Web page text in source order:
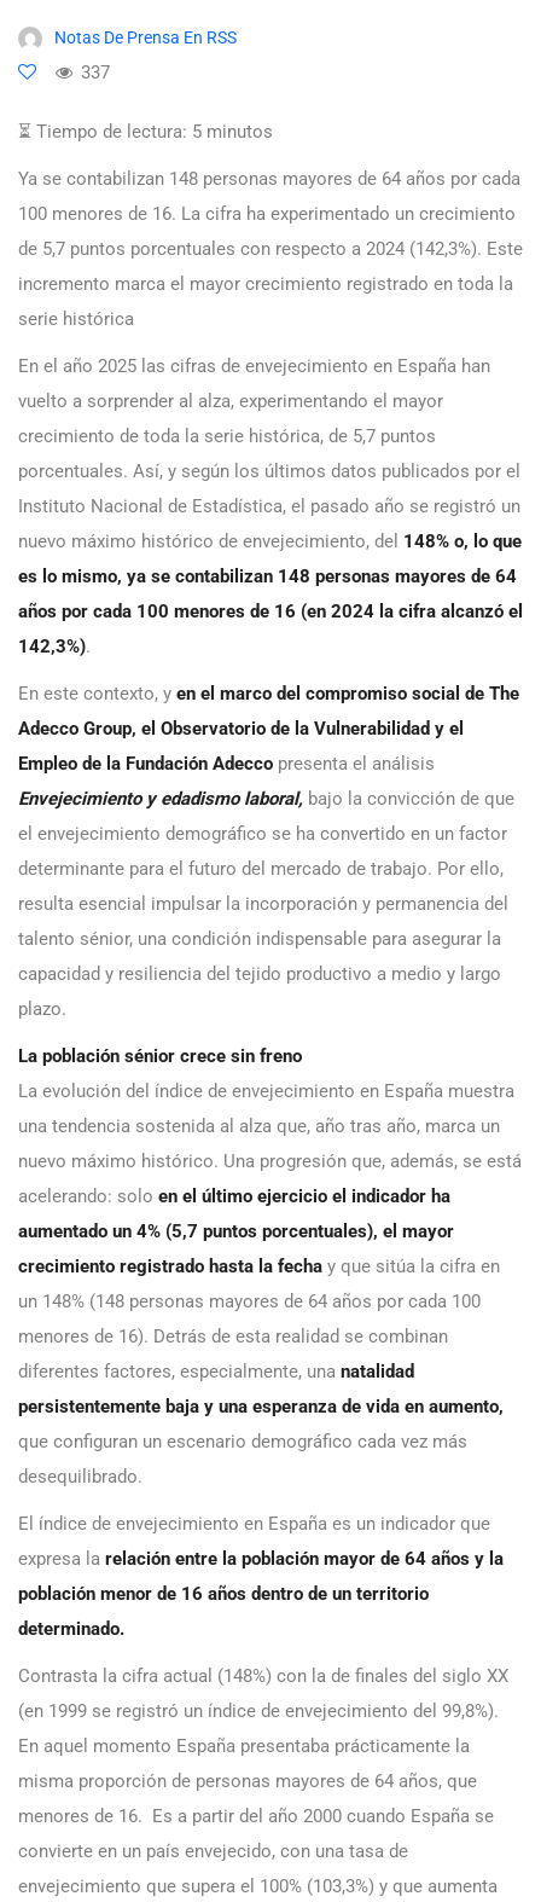
Notas De Prensa En RSS
337
⏳ Tiempo de lectura: 5 minutos
Ya se contabilizan 148 personas mayores de 64 años por cada
100 menores de 16. La cifra ha experimentado un crecimiento
de 5,7 puntos porcentuales con respecto a 2024 (142,3%). Este
incremento marca el mayor crecimiento registrado en toda la
serie histórica
En el año 2025 las cifras de envejecimiento en España han
vuelto a sorprender al alza, experimentando el mayor
crecimiento de toda la serie histórica, de 5,7 puntos
porcentuales. Así, y según los últimos datos publicados por el
Instituto Nacional de Estadística, el pasado año se registró un
nuevo máximo histórico de envejecimiento, del 148% o, lo que
es lo mismo, ya se contabilizan 148 personas mayores de 64
años por cada 100 menores de 16 (en 2024 la cifra alcanzó el
142,3%).
En este contexto, y en el marco del compromiso social de The
Adecco Group, el Observatorio de la Vulnerabilidad y el
Empleo de la Fundación Adecco presenta el análisis
Envejecimiento y edadismo laboral, bajo la convicción de que
el envejecimiento demográfico se ha convertido en un factor
determinante para el futuro del mercado de trabajo. Por ello,
resulta esencial impulsar la incorporación y permanencia del
talento sénior, una condición indispensable para asegurar la
capacidad y resiliencia del tejido productivo a medio y largo
plazo.
La población sénior crece sin freno
La evolución del índice de envejecimiento en España muestra
una tendencia sostenida al alza que, año tras año, marca un
nuevo máximo histórico. Una progresión que, además, se está
acelerando: solo en el último ejercicio el indicador ha
aumentado un 4% (5,7 puntos porcentuales), el mayor
crecimiento registrado hasta la fecha y que sitúa la cifra en
un 148% (148 personas mayores de 64 años por cada 100
menores de 16). Detrás de esta realidad se combinan
diferentes factores, especialmente, una natalidad
persistentemente baja y una esperanza de vida en aumento,
que configuran un escenario demográfico cada vez más
desequilibrado.
El índice de envejecimiento en España es un indicador que
expresa la relación entre la población mayor de 64 años y la
población menor de 16 años dentro de un territorio
determinado.
Contrasta la cifra actual (148%) con la de finales del siglo XX
(en 1999 se registró un índice de envejecimiento del 99,8%).
En aquel momento España presentaba prácticamente la
misma proporción de personas mayores de 64 años, que
menores de 16. Es a partir del año 2000 cuando España se
convierte en un país envejecido, con una tasa de
envejecimiento que supera el 100% (103,3%) y que aumenta